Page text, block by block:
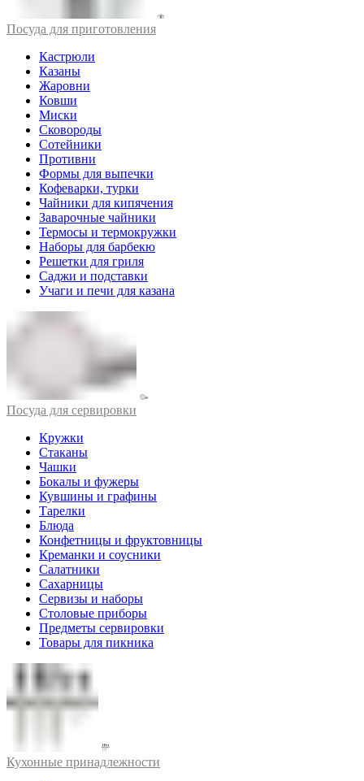
Посуда для приготовления
Кастрюли
Казаны
Жаровни
Ковши
Миски
Сковороды
Сотейники
Противни
Формы для выпечки
Кофеварки, турки
Чайники для кипячения
Заварочные чайники
Термосы и термокружки
Наборы для барбекю
Решетки для гриля
Саджи и подставки
Учаги и печи для казана
Посуда для сервировки
Кружки
Стаканы
Чашки
Бокалы и фужеры
Кувшины и графины
Тарелки
Блюда
Конфетницы и фруктовницы
Креманки и соусники
Салатники
Сахарницы
Сервизы и наборы
Столовые приборы
Предметы сервировки
Товары для пикника
Кухонные принадлежности